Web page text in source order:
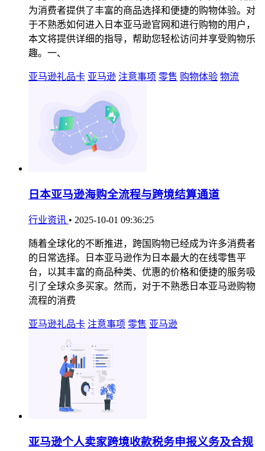
为消费者提供了丰富的商品选择和便捷的购物体验。对
于不熟悉如何进入日本亚马逊官网和进行购物的用户，
本文将提供详细的指导，帮助您轻松访问并享受购物乐
趣。一、
亚马逊礼品卡 亚马逊 注意事项 零售 购物体验 物流
日本亚马逊海购全流程与跨境结算通道
行业资讯 • 2025-10-01 09:36:25
随着全球化的不断推进，跨国购物已经成为许多消费者
的日常选择。日本亚马逊作为日本最大的在线零售平
台，以其丰富的商品种类、优惠的价格和便捷的服务吸
引了全球众多买家。然而，对于不熟悉日本亚马逊购物
流程的消费
亚马逊礼品卡 注意事项 零售 亚马逊
亚马逊个人卖家跨境收款税务申报义务及合规